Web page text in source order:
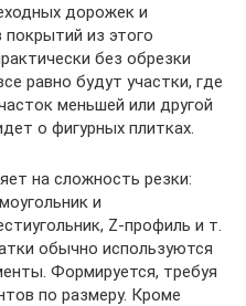
дорожек и
из этого
без обрезки
равно будут участки, где
меньшей или другой
о фигурных плитках.
на сложность резки:
и
Z-профиль и т.
обычно используются
Формируется, требуя
по размеру. Кроме